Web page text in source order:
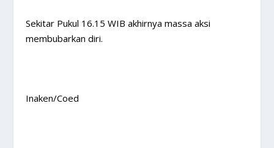
Sekitar Pukul 16.15 WIB akhirnya massa aksi
membubarkan diri.
Inaken/Coed